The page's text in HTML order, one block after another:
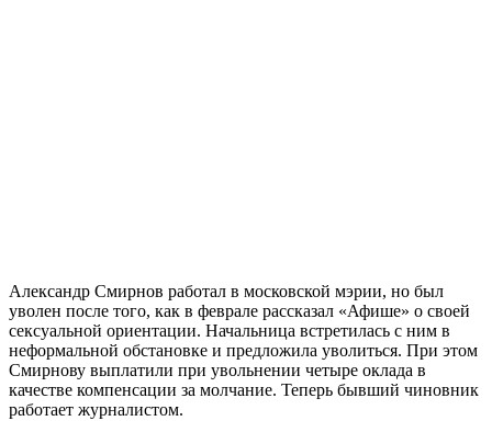
Александр Смирнов работал в московской мэрии, но был
уволен после того, как в феврале рассказал «Афише» о своей
сексуальной ориентации. Начальница встретилась с ним в
неформальной обстановке и предложила уволиться. При этом
Смирнову выплатили при увольнении четыре оклада в
качестве компенсации за молчание. Теперь бывший чиновник
работает журналистом.